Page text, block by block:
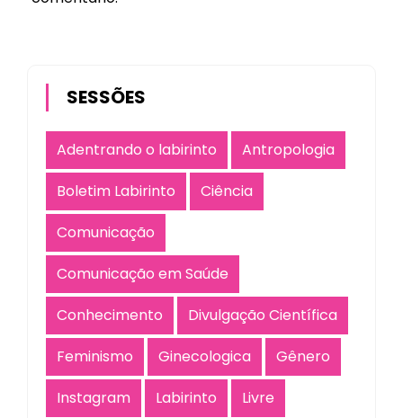
SESSÕES
Adentrando o labirinto
Antropologia
Boletim Labirinto
Ciência
Comunicação
Comunicação em Saúde
Conhecimento
Divulgação Científica
Feminismo
Ginecologica
Gênero
Instagram
Labirinto
Livre